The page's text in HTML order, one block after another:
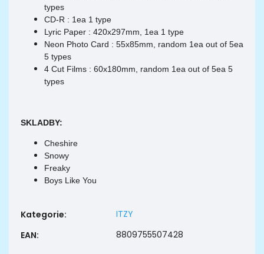
types
CD-R : 1ea 1 type
Lyric Paper : 420x297mm, 1ea 1 type
Neon Photo Card : 55x85mm, random 1ea out of 5ea
5 types
4 Cut Films : 60x180mm, random 1ea out of 5ea 5
types
SKLADBY:
Cheshire
Snowy
Freaky
Boys Like You
Kategorie:
ITZY
EAN: 8809755507428